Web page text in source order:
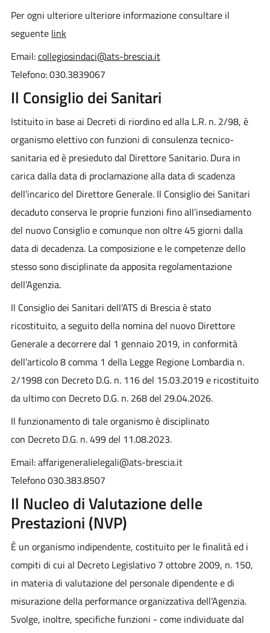
Per ogni ulteriore ulteriore informazione consultare il
seguente link
Email:collegiosindaci@ats-brescia.it
Telefono: 030.3839067
Il Consiglio dei Sanitari
Istituito in base ai Decreti di riordino ed alla L.R. n. 2/98, è
organismo elettivo con funzioni di consulenza tecnico-
sanitaria ed è presieduto dal Direttore Sanitario. Dura in
carica dalla data di proclamazione alla data di scadenza
dell’incarico del Direttore Generale. Il Consiglio dei Sanitari
decaduto conserva le proprie funzioni fino all’insediamento
del nuovo Consiglio e comunque non oltre 45 giorni dalla
data di decadenza. La composizione e le competenze dello
stesso sono disciplinate da apposita regolamentazione
dell’Agenzia.
Il Consiglio dei Sanitari dell’ATS di Brescia è stato
ricostituito, a seguito della nomina del nuovo Direttore
Generale a decorrere dal 1 gennaio 2019, in conformità
dell’articolo 8 comma 1 della Legge Regione Lombardia n.
2/1998 con Decreto D.G. n. 116 del 15.03.2019 e ricostituito
da ultimo con Decreto D.G. n. 268 del 29.04.2026.
Il funzionamento di tale organismo è disciplinato
con Decreto D.G. n. 499 del 11.08.2023.
Email: affarigeneralielegali@ats-brescia.it
Telefono 030.383.8507
Il Nucleo di Valutazione delle
Prestazioni (NVP)
È un organismo indipendente, costituito per le finalità ed i
compiti di cui al Decreto Legislativo 7 ottobre 2009, n. 150,
in materia di valutazione del personale dipendente e di
misurazione della performance organizzativa dell’Agenzia.
Svolge, inoltre, specifiche funzioni - come individuate dal